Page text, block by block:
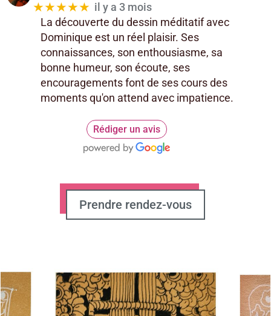
★★★★★ il y a 3 mois
La découverte du dessin méditatif avec
Dominique est un réel plaisir. Ses
connaissances, son enthousiasme, sa
bonne humeur, son écoute, ses
encouragements font de ses cours des
moments qu'on attend avec impatience.
Rédiger un avis
Prendre rendez-vous